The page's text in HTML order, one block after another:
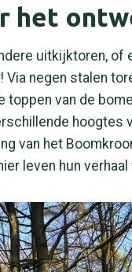
het
uitkijktoren,
Via negen stalen
van de
hoogtes
van het
leven hun